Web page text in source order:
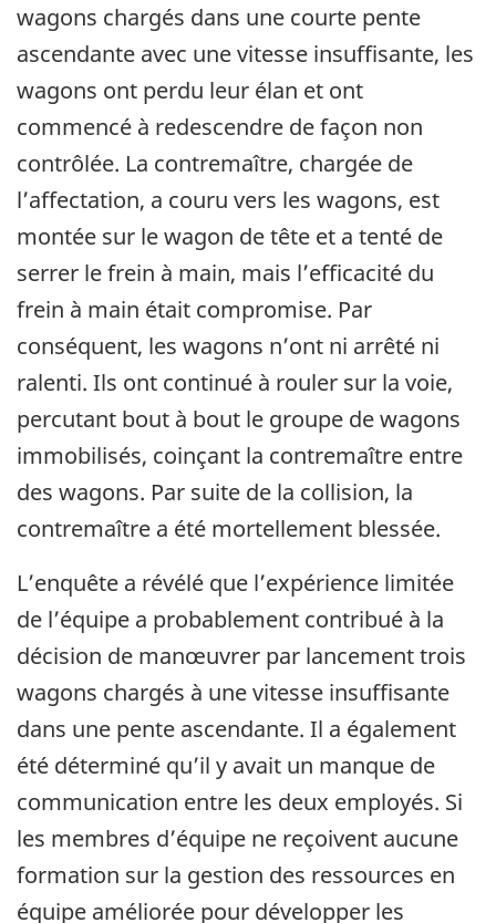
wagons chargés dans une courte pente
ascendante avec une vitesse insuffisante, les
wagons ont perdu leur élan et ont
commencé à redescendre de façon non
contrôlée. La contremaître, chargée de
l’affectation, a couru vers les wagons, est
montée sur le wagon de tête et a tenté de
serrer le frein à main, mais l’efficacité du
frein à main était compromise. Par
conséquent, les wagons n’ont ni arrêté ni
ralenti. Ils ont continué à rouler sur la voie,
percutant bout à bout le groupe de wagons
immobilisés, coinçant la contremaître entre
des wagons. Par suite de la collision, la
contremaître a été mortellement blessée.
L’enquête a révélé que l’expérience limitée
de l’équipe a probablement contribué à la
décision de manœuvrer par lancement trois
wagons chargés à une vitesse insuffisante
dans une pente ascendante. Il a également
été déterminé qu’il y avait un manque de
communication entre les deux employés. Si
les membres d’équipe ne reçoivent aucune
formation sur la gestion des ressources en
équipe améliorée pour développer les